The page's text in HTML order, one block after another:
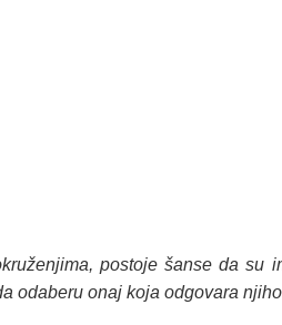
postoje šanse da su
odaberu onaj koja odgovara